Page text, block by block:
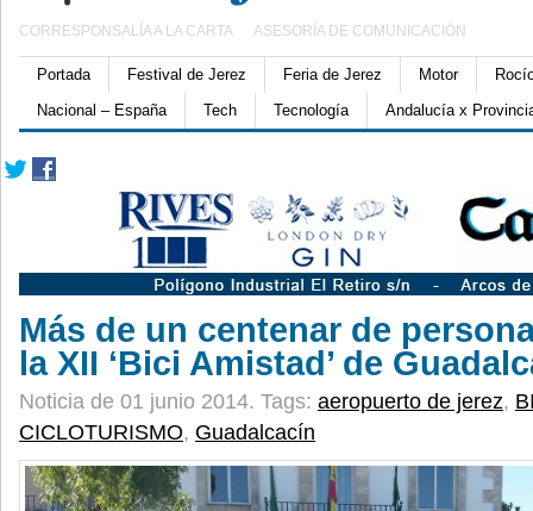
CORRESPONSALÍA A LA CARTA ASESORÍA DE COMUNICACIÓN
Portada Festival de Jerez Feria de Jerez Motor
Nacional – España
Tech Tecnología Andalucía x
Más de un centenar de
la XII ‘Bici Amistad’ de
Noticia de 01 junio 2014. Tags: aeropuerto de jerez,
CICLOTURISMO, Guadalcacín